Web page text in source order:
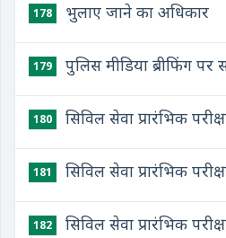
178 भुलाए जाने का अधिकार
179 पुलिस मीडिया ब्रीफिंग पर
180 सिविल सेवा प्रारंभिक
181 सिविल सेवा प्रारंभिक
182 सिविल सेवा प्रारंभिक